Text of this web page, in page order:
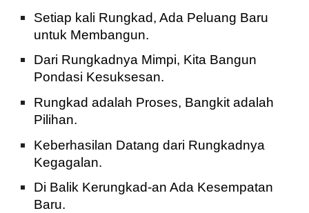
Setiap kali Rungkad, Ada Peluang Baru
untuk Membangun.
Dari Rungkadnya Mimpi, Kita Bangun
Pondasi Kesuksesan.
Rungkad adalah Proses, Bangkit adalah
Pilihan.
Keberhasilan Datang dari Rungkadnya
Kegagalan.
Di Balik Kerungkad-an Ada Kesempatan
Baru.